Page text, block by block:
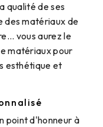
qualité de ses
des matériaux de
vous aurez le
matériaux pour
esthétique et
point d'honneur à